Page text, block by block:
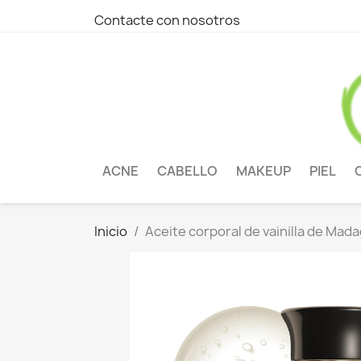
Contacte con nosotros
ACNE CABELLO MAKEUP PIEL
Inicio Aceite corporal de vainilla de